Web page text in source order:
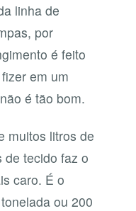
linha de
por
é feito
em um
é tão bom.
muitos litros de
de tecido faz o
caro. É o
ou 200